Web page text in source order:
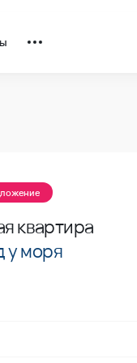
квартира
у моря